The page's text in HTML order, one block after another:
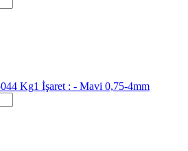
Kg1 İşaret : - Mavi 0,75-4mm